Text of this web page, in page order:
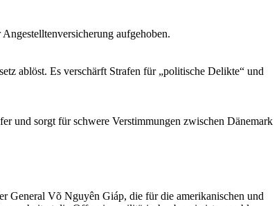
aufgehoben.
ablöst. Es verschärft Strafen für politische Delikte
und
und sorgt für schwere Verstimmungen zwischen Dänemark
General Võ Nguyên Giáp, die für die amerikanischen und